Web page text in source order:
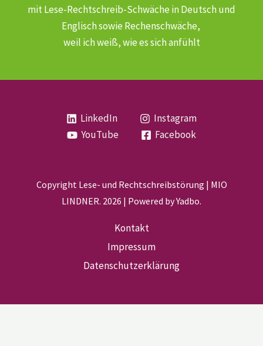
mit Lese-Rechtschreib-Schwächein Deutsch und
Englisch sowie Rechenschwäche,
weil ich weiß, wie es sich anfühlt
LinkedIn
Instagram
YouTube
Facebook
Copyright Lese- und Rechtschreibstörung | MIO
LINDNER. 2026 | Powered byYadbo.
Kontakt
Impressum
Datenschutzerklärung